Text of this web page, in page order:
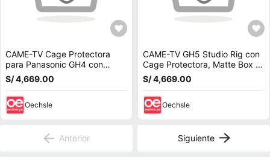
CAME-TV Cage Protectora
para Panasonic GH4 con
Soportes de 15mm, Matte Box
y Follow Focus
S/ 4,669.00
Oechsle
CAME-TV GH5 Studio Rig con
Cage Protectora, Matte Box y
Follow Focus
S/ 4,669.00
Oechsle
Anterior Siguiente